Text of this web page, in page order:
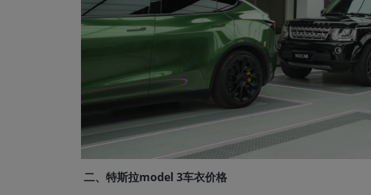
二、特斯拉model 3车衣价格